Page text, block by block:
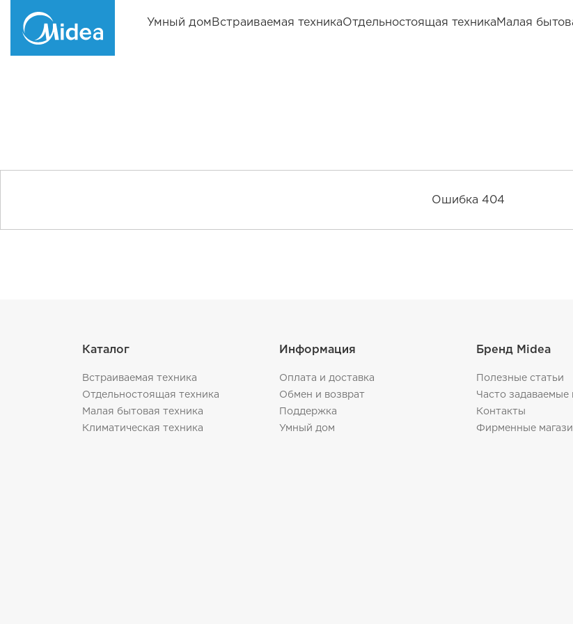
Умный домВстраиваемая техникаОтдельностоящая техникаМалая
Ошибка 404
Каталог
Встраиваемая техника
Отдельностоящая техника
Малая бытовая техника
Климатическая техника
Информация
Оплата и доставка
Обмен и возврат
Поддержка
Умный дом
Бренд Midea
Полезные статьи
Часто задаваемые
Контакты
Фирменные